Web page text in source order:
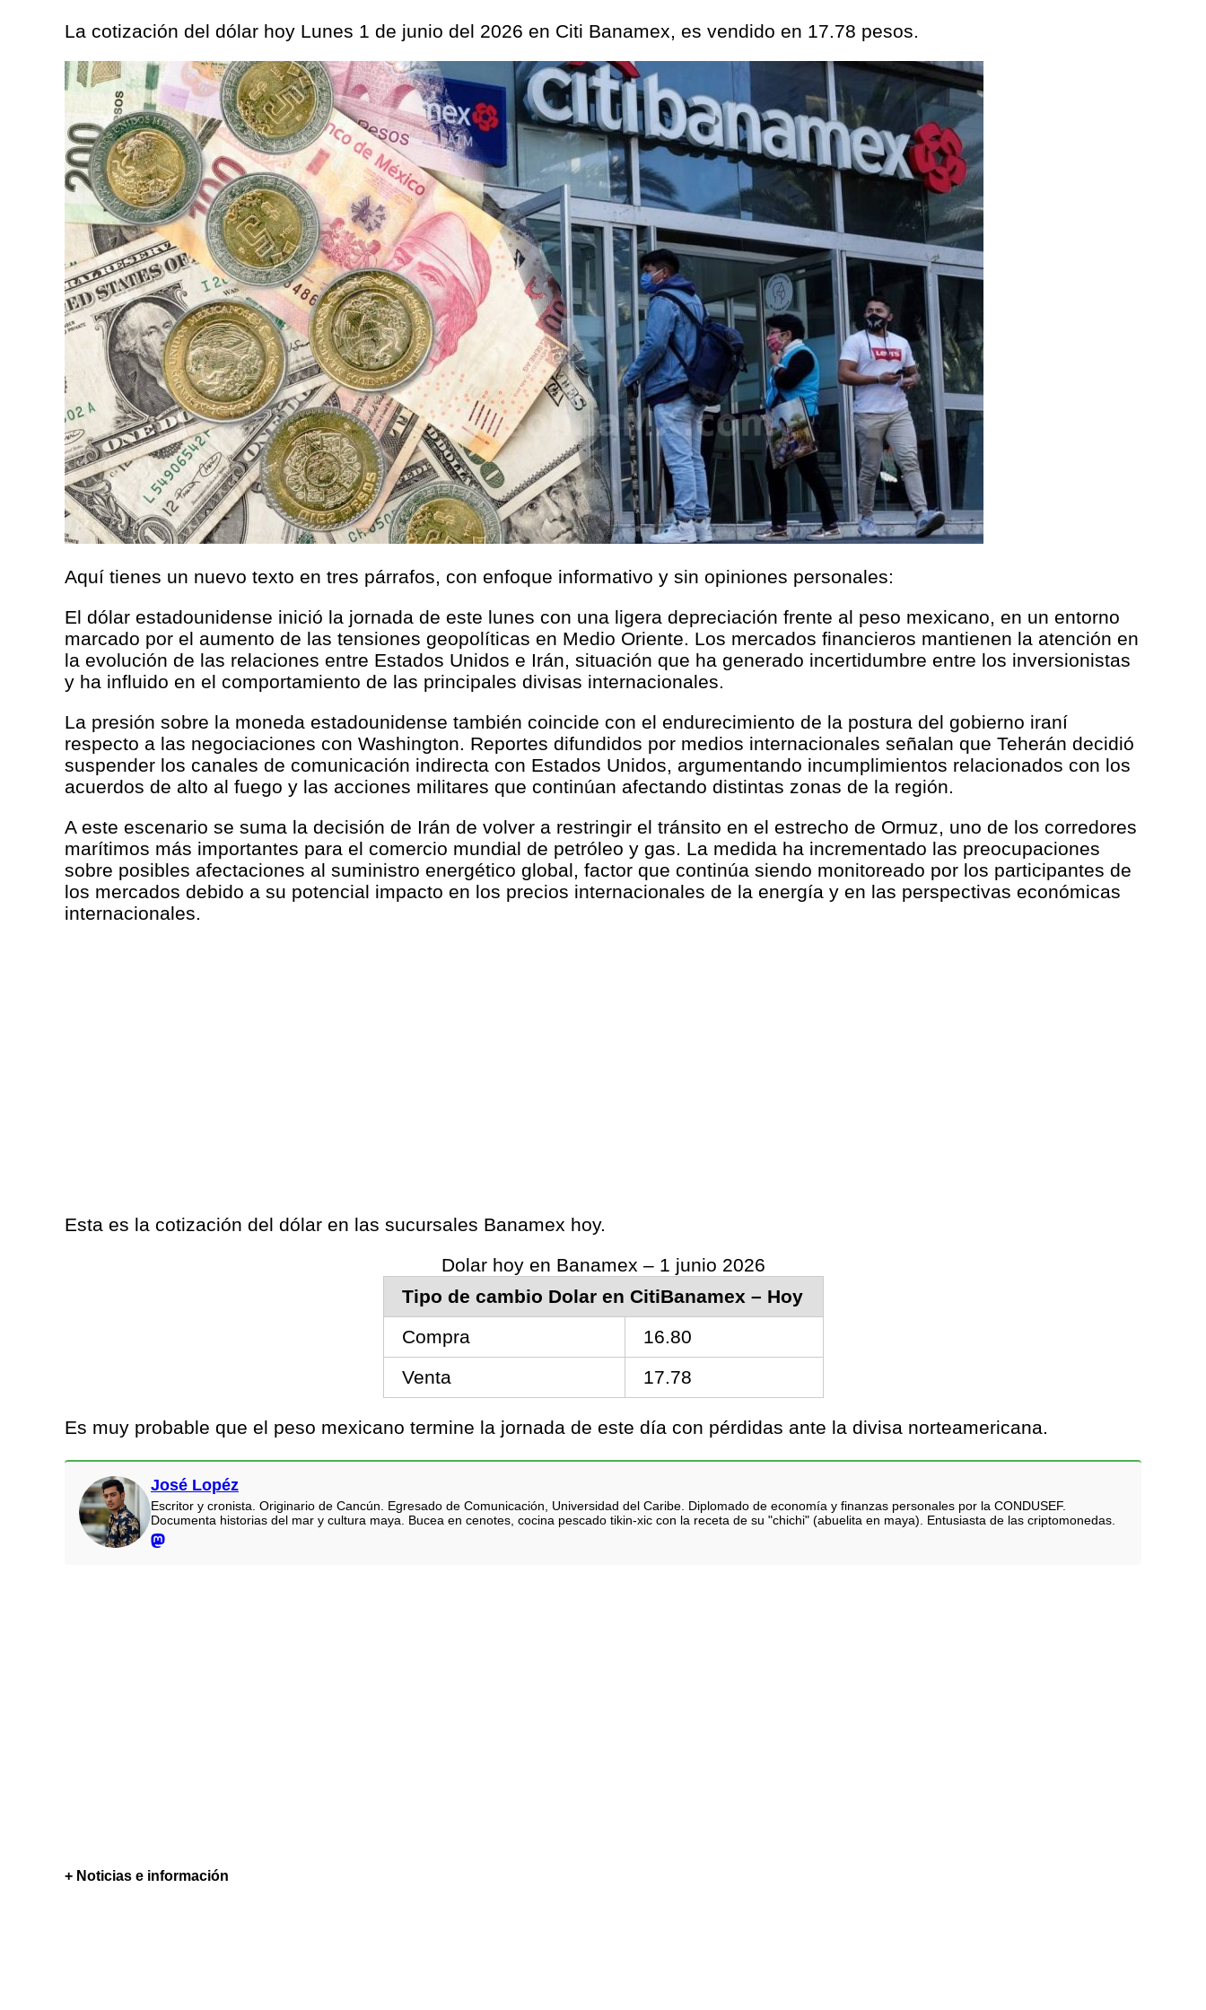
La cotización del dólar hoy Lunes 1 de junio del 2026 en Citi Banamex, es vendido en 17.78 pesos.
Aquí tienes un nuevo texto en tres párrafos, con enfoque informativo y sin opiniones personales:
El dólar estadounidense inició la jornada de este lunes con una ligera depreciación frente al peso mexicano, en un entorno
marcado por el aumento de las tensiones geopolíticas en Medio Oriente. Los mercados financieros mantienen la atención en
la evolución de las relaciones entre Estados Unidos e Irán, situación que ha generado incertidumbre entre los inversionistas
y ha influido en el comportamiento de las principales divisas internacionales.
La presión sobre la moneda estadounidense también coincide con el endurecimiento de la postura del gobierno iraní
respecto a las negociaciones con Washington. Reportes difundidos por medios internacionales señalan que Teherán decidió
suspender los canales de comunicación indirecta con Estados Unidos, argumentando incumplimientos relacionados con los
acuerdos de alto al fuego y las acciones militares que continúan afectando distintas zonas de la región.
A este escenario se suma la decisión de Irán de volver a restringir el tránsito en el estrecho de Ormuz, uno de los corredores
marítimos más importantes para el comercio mundial de petróleo y gas. La medida ha incrementado las preocupaciones
sobre posibles afectaciones al suministro energético global, factor que continúa siendo monitoreado por los participantes de
los mercados debido a su potencial impacto en los precios internacionales de la energía y en las perspectivas económicas
internacionales.
Esta es la cotización del dólar en las sucursales Banamex hoy.
Dolar hoy en Banamex – 1 junio 2026
Tipo de cambio Dolar en CitiBanamex – Hoy
Compra
16.80
Venta
17.78
Es muy probable que el peso mexicano termine la jornada de este día con pérdidas ante la divisa norteamericana.
José Lopéz
Escritor y cronista. Originario de Cancún. Egresado de Comunicación, Universidad del Caribe. Diplomado de economía y finanzas personales por la CONDUSEF.
Documenta historias del mar y cultura maya. Bucea en cenotes, cocina pescado tikin-xic con la receta de su "chichi" (abuelita en maya). Entusiasta de las criptomonedas.
+ Noticias e información